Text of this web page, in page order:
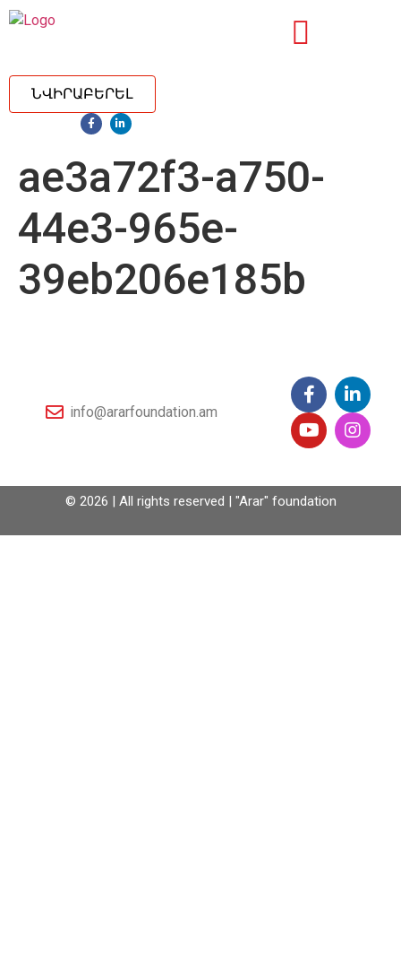
ՆՎԻՐԱԲԵՐԵԼ
ae3a72f3-a750-
44e3-965e-
39eb206e185b
info@ararfoundation.am
© 2026 | All rights reserved | "Arar" foundation